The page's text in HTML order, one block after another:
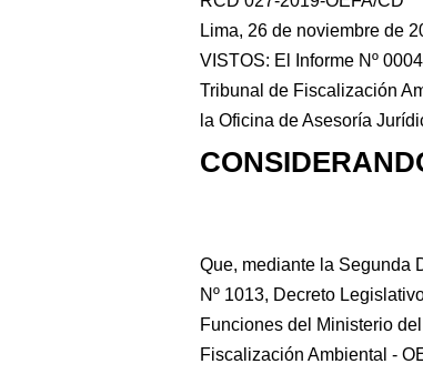
Lima, 26 de noviembre de
VISTOS: El Informe Nº
Tribunal de Fiscalización
la Oficina de Asesoría
Que, mediante la Segunda
Nº 1013, Decreto
Funciones del Ministerio
Fiscalización Ambiental -